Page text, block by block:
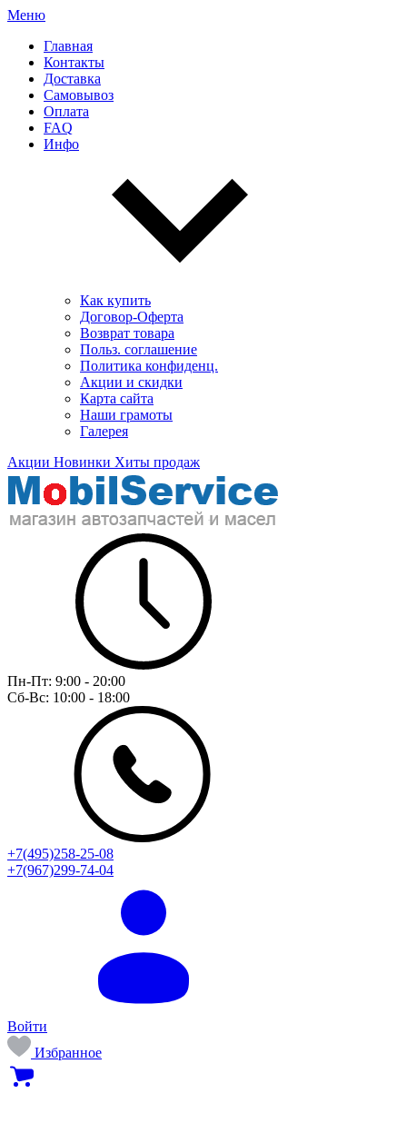
Меню
Главная
Контакты
Доставка
Самовывоз
Оплата
FAQ
Инфо
Как купить
Договор-Оферта
Возврат товара
Польз. соглашение
Политика конфиденц.
Акции и скидки
Карта сайта
Наши грамоты
Галерея
Акции Новинки Хиты продаж
Пн-Пт: 9:00 - 20:00
Сб-Вс: 10:00 - 18:00
+7(495)258-25-08
+7(967)299-74-04
Войти
Избранное